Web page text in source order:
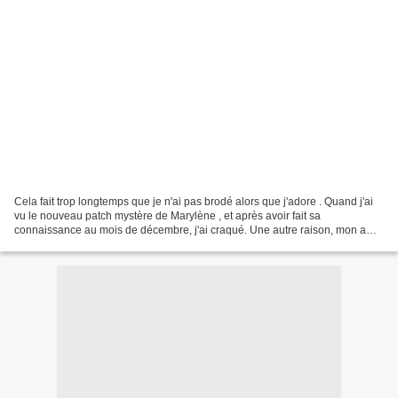
Cela fait trop longtemps que je n'ai pas brodé alors que j'adore . Quand j'ai
vu le nouveau patch mystère de Marylène , et après avoir fait sa
connaissance au mois de décembre, j'ai craqué. Une autre raison, mon amie